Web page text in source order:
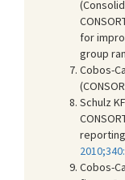
for
group
Cobos-
Schulz
Cobos-